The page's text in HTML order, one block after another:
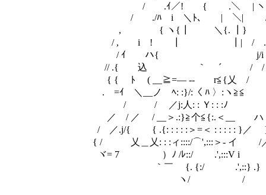
/ .ｲ／! { .＼ | ヽ
/ ./ﾊ i ＼ﾄ､ | ＼| .|
, { ヽ{┃ ＼{. ┃} | ', 改めて乙、
/ , i ! ┃ ┃| /
/ ｲ ハ{ j/i , i カニは
// .{ 込 ｀ ´ / /
{ { ﾄ ( __≧=― -- r≦{乂 / ', そのうち
.ゞ=ｲ ＼__ノ ﾍ: :}/:〈 ﾊ 〉:ヽ
/ / ／j:人: : Ｙ: : :
／ / ／ / __＞.:}≧个≦{:.＜__
/ ／.j/{ { .{: : : : :＞=＜ : : : : : }／
{ / 乂＿乂: : :ィ::::/⌒',:::＞- イ /
ヾ= 7 ）ﾉ /ﾚ::/ .',:::V i
｀￣ {. {:/ .',::} .}
ヽ/ ゞ/